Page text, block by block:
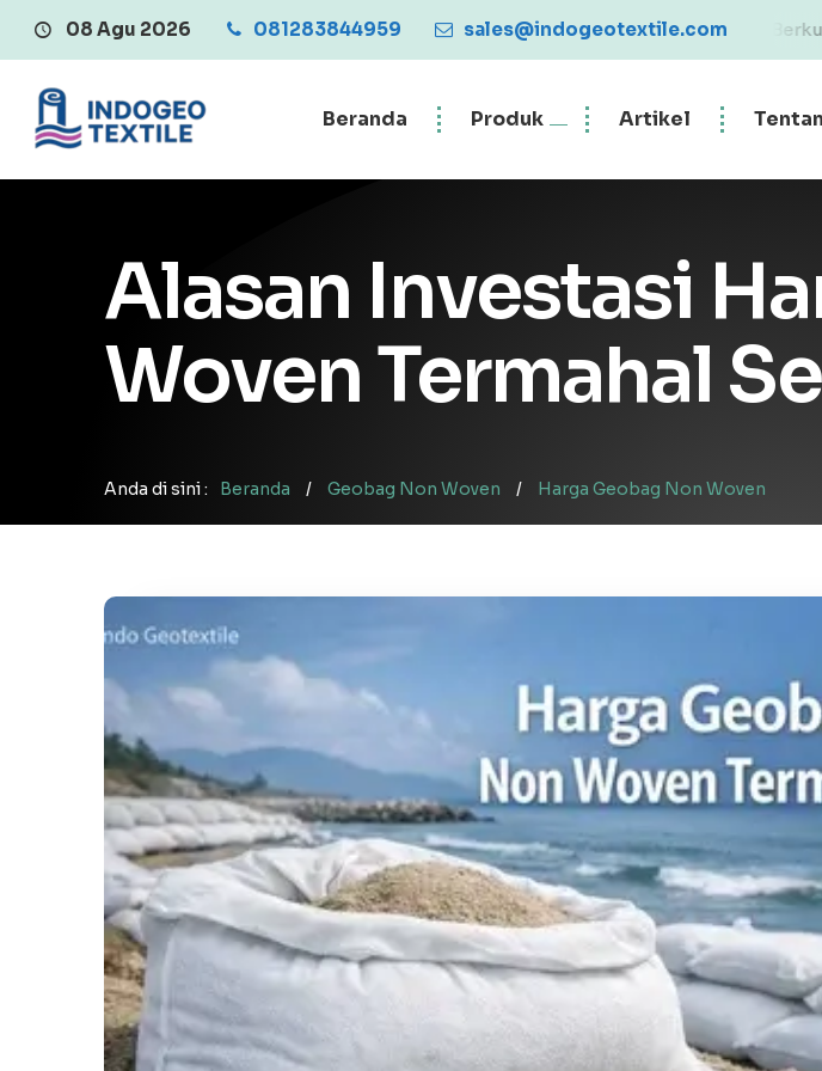
08 Agu 2026 081283844959 sales@indogeotextile.com
Central Penjualan Geotextile Berkualitas dan
Beranda Produk Artikel
Alasan Investasi
Woven Termahal
Anda di sini : Beranda / Geobag Non Woven / Harga Geobag Non Woven